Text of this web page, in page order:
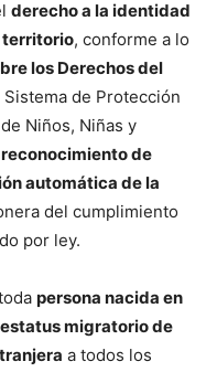
derecho a la identidad
territorio, conforme a lo
los Derechos del
de Protección
Niños, Niñas y
de
automática de la
del cumplimiento
por ley.
persona nacida en
migratorio de
a todos los